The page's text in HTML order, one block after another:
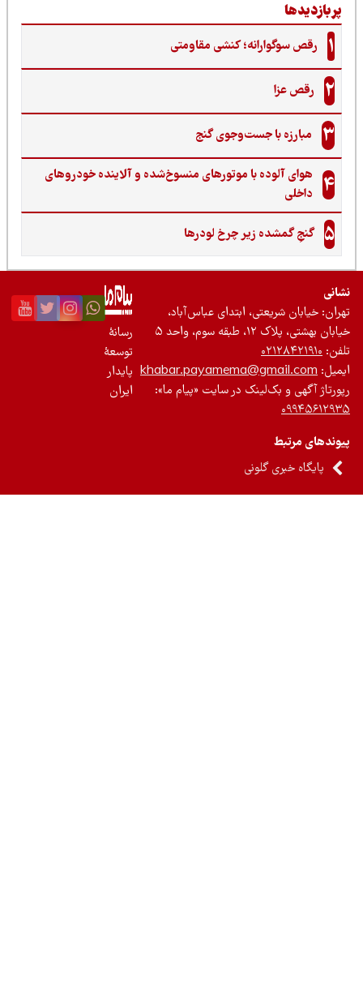
رقص سوگوارانه؛ کنشی مقاومتی
رقص عزا
مبارزه با جست‌وجوی گنج‌
هوای آلوده با موتورهای منسوخ‌شده و آلاینده خودروهای
داخلی
گنجِ گمشده زیر چرخ لودرها
خیابان شریعتی، ابتدای عباس‌آباد،
بهشتی، پلاک ۱۲، طبقه سوم، واحد ۵
۰۲۱۲۸۴۲۱۹۱۰
khabar.payamema@gmail.com
آگهی و بک‌لینک در سایت «پیام ما»:
مرتبط
پایگاه خبری گلونی
رسانۀ
توسعۀ
پایدار
ایران